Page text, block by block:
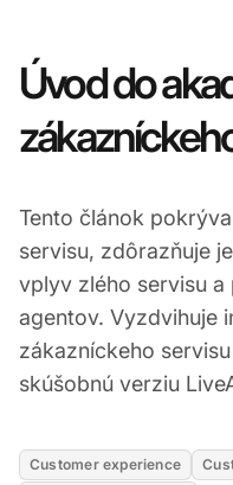
Úvod do
Tento článok
servisu, zdôrazňuje
vplyv zlého servisu
agentov. Vyzdvihuje
zákazníckeho
skúšobnú verziu
Customer experience